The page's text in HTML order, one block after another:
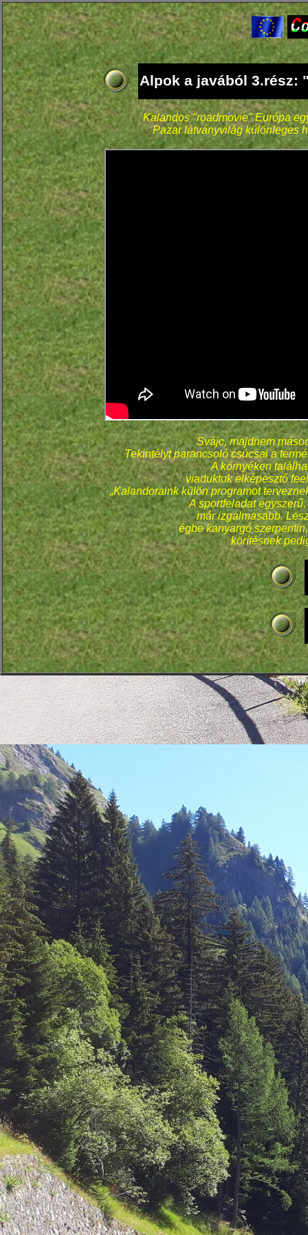
Alpok a javából 3.rész:
Kalandos "roadmovie" Európa
Pazar látványvilág különleges
Svájc, majdnem
Tekintélyt parancsoló csúcsai a
A környéken
viaduktok elképesztő
„Kalandoraink külön programot
A sportfeladat egyszerű,
már izgalmasabb.
égbe kanyargó
körítésnek